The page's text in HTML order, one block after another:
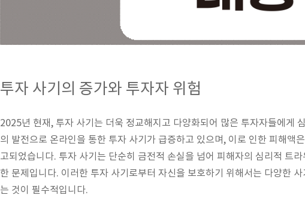
투자 사기의 증가와 투자자 위험
2025년 현재, 투자 사기는 더욱 정교해지고 다양화되어 많은 투자자들에게
의 발전으로 온라인을 통한 투자 사기가 급증하고 있으며, 이로 인한 피해액
고되었습니다. 투자 사기는 단순히 금전적 손실을 넘어 피해자의 심리적 트
한 문제입니다. 이러한 투자 사기로부터 자신을 보호하기 위해서는 다양한
는 것이 필수적입니다.